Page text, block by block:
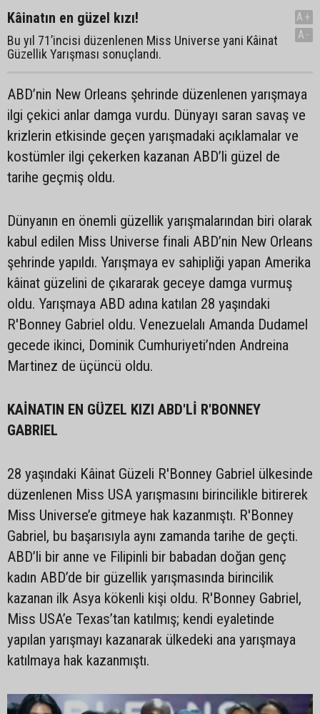
Kâinatın en güzel kızı!
Bu yıl 71’incisi düzenlenen Miss Universe yani Kâinat
Güzellik Yarışması sonuçlandı.
A+
A-
ABD’nin New Orleans şehrinde düzenlenen yarışmaya
ilgi çekici anlar damga vurdu. Dünyayı saran savaş ve
krizlerin etkisinde geçen yarışmadaki açıklamalar ve
kostümler ilgi çekerken kazanan ABD’li güzel de
tarihe geçmiş oldu.
Dünyanın en önemli güzellik yarışmalarından biri olarak
kabul edilen Miss Universe finali ABD’nin New Orleans
şehrinde yapıldı. Yarışmaya ev sahipliği yapan Amerika
kâinat güzelini de çıkararak geceye damga vurmuş
oldu. Yarışmaya ABD adına katılan 28 yaşındaki
R'Bonney Gabriel oldu. Venezuelalı Amanda Dudamel
gecede ikinci, Dominik Cumhuriyeti’nden Andreina
Martinez de üçüncü oldu.
KAİNATIN EN GÜZEL KIZI ABD'Lİ R'BONNEY
GABRIEL
28 yaşındaki Kâinat Güzeli R'Bonney Gabriel ülkesinde
düzenlenen Miss USA yarışmasını birincilikle bitirerek
Miss Universe’e gitmeye hak kazanmıştı. R'Bonney
Gabriel, bu başarısıyla aynı zamanda tarihe de geçti.
ABD’li bir anne ve Filipinli bir babadan doğan genç
kadın ABD’de bir güzellik yarışmasında birincilik
kazanan ilk Asya kökenli kişi oldu. R'Bonney Gabriel,
Miss USA’e Texas’tan katılmış; kendi eyaletinde
yapılan yarışmayı kazanarak ülkedeki ana yarışmaya
katılmaya hak kazanmıştı.